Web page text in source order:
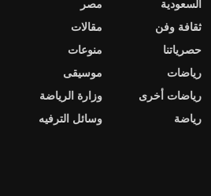
السعودية
ثقافة وفن
حصرياتنا
رياضات
رياضات أخرى
رياضة
مصر
مقالات
منوعات
موسيقى
وزارة الرياضة
وسائل الترفيه